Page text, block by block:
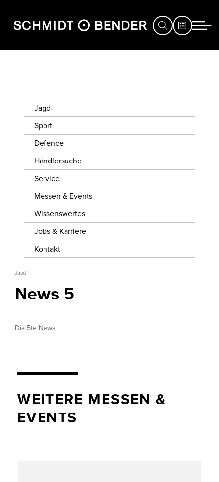
DEFENCE
HÄNDLERSUCHE
SERVICE
MESSEN
EVENTS
WISSENSWERTES
JOBS &
KARRIERE
Jagd
Sport
Defence
Händlersuche
Service
Messen & Events
Wissenswertes
Jobs & Karriere
Kontakt
Jagd
News 5
Die 5te News
WEITERE MESSEN &
EVENTS